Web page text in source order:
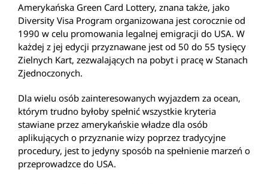
Amerykańska Green Card Lottery, znana także, jako
Diversity Visa Program organizowana jest corocznie od
1990 w celu promowania legalnej emigracji do USA. W
każdej z jej edycji przyznawane jest od 50 do 55 tysięcy
Zielnych Kart, zezwalających na pobyt i pracę w Stanach
Zjednoczonych.
Dla wielu osób zainteresowanych wyjazdem za ocean,
którym trudno byłoby spełnić wszystkie kryteria
stawiane przez amerykańskie władze dla osób
aplikujących o przyznanie wizy poprzez tradycyjne
procedury, jest to jedyny sposób na spełnienie marzeń o
przeprowadzce do USA.